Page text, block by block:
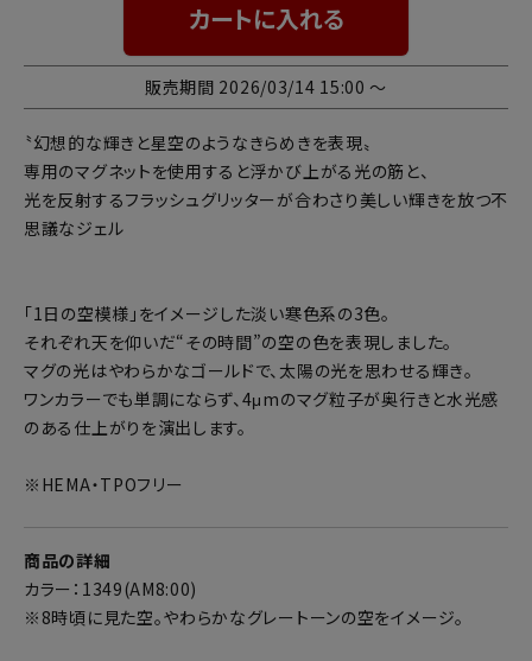
カートに入れる
販売期間 2026/03/14 15:00 〜
〝幻想的な輝きと星空のようなきらめきを表現〟
専用のマグネットを使用すると浮かび上がる光の筋と、
光を反射するフラッシュグリッターが合わさり美しい輝きを放つ不
思議なジェル
「1日の空模様」をイメージした淡い寒色系の3色。
それぞれ天を仰いだ“その時間”の空の色を表現しました。
マグの光はやわらかなゴールドで、太陽の光を思わせる輝き。
ワンカラーでも単調にならず、4μmのマグ粒子が奥行きと水光感
のある仕上がりを演出します。
※HEMA・TPOフリー
商品の詳細
カラー：1349(AM8:00)
※8時頃に見た空。やわらかなグレートーンの空をイメージ。